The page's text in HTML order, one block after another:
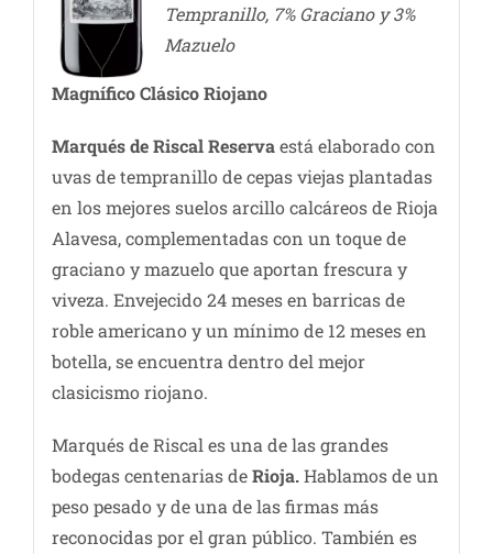
Tempranillo, 7% Graciano y 3%
Mazuelo
Magnífico Clásico Riojano
Marqués de Riscal Reservaestá elaborado con
uvas de tempranillo de cepas viejas plantadas
en los mejores suelos arcillo calcáreos de Rioja
Alavesa, complementadas con un toque de
graciano y mazuelo que aportan frescura y
viveza. Envejecido 24 meses en barricas de
roble americano y un mínimo de 12 meses en
botella, se encuentra dentro del mejor
clasicismo riojano.
Marqués de Riscal es una de las grandes
bodegas centenarias deRioja.Hablamos de un
peso pesado y de una de las firmas más
reconocidas por el gran público. También es